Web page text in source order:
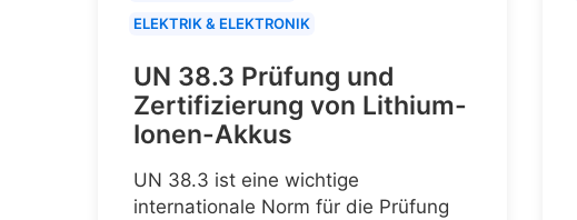
ELEKTRIK & ELEKTRONIK
UN 38.3 Prüfung und
Zertifizierung von Lithium-
Ionen-Akkus
UN 38.3 ist eine wichtige
internationale Norm für die Prüfung